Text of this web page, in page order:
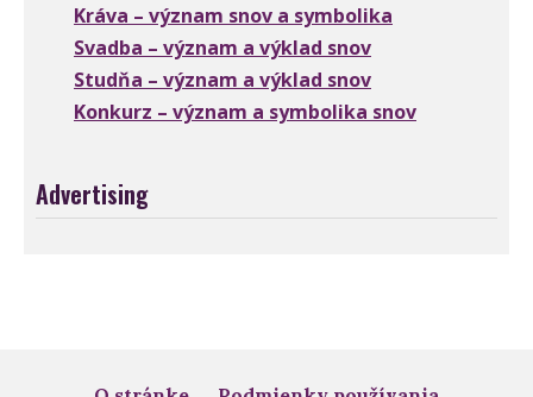
Kráva – význam snov a symbolika
Svadba – význam a výklad snov
Studňa – význam a výklad snov
Konkurz – význam a symbolika snov
Advertising